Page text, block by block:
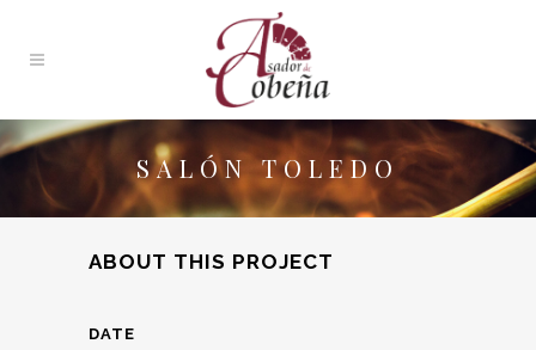
SALÓN TOLEDO
ABOUT THIS PROJECT
DATE